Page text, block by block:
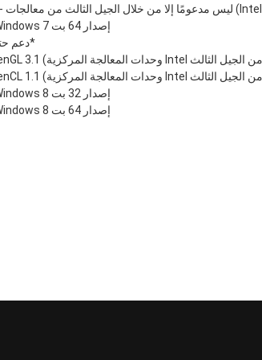
نظام التشغيل Windows 7 إصدار 64 بت
دعم حتى 16 جيجابايت*
نظام التشغيل Windows 8 إصدار 32 بت
نظام التشغيل Windows 8 إصدار 64 بت